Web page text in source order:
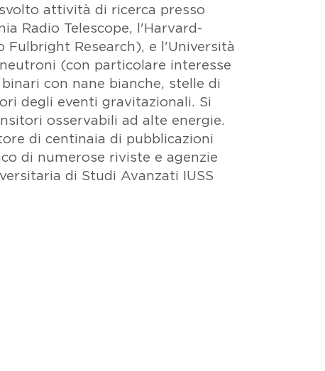
attività di ricerca presso
Radio Telescope, l'Harvard-
Research), e l'Università
(con particolare interesse
con nane bianche, stelle di
degli eventi gravitazionali. Si
osservabili ad alte energie.
di centinaia di pubblicazioni
di numerose riviste e agenzie
di Studi Avanzati IUSS